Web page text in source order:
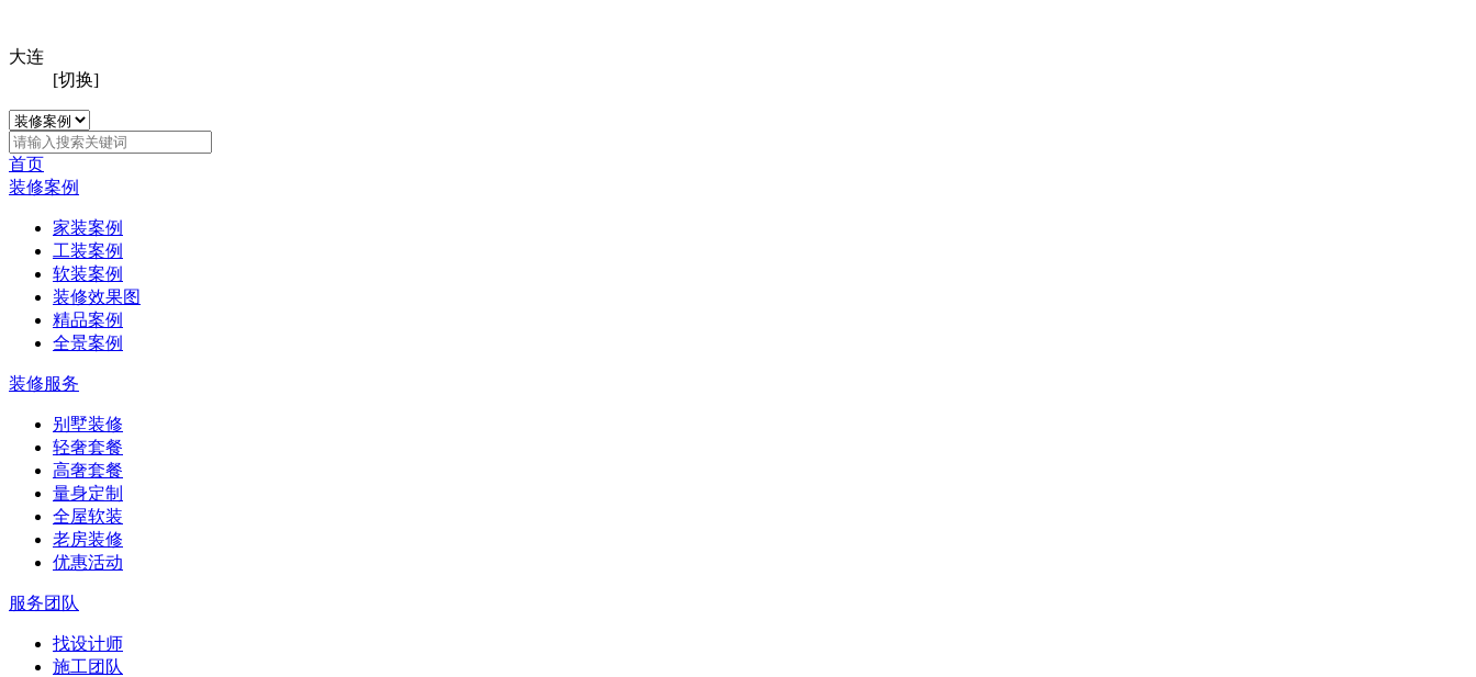
大连
[切换]
首页
装修案例
家装案例
工装案例
软装案例
装修效果图
精品案例
全景案例
装修服务
别墅装修
轻奢套餐
高奢套餐
量身定制
全屋软装
老房装修
优惠活动
服务团队
找设计师
施工团队